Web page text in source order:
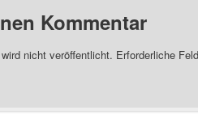
Kommentar
nicht veröffentlicht. Erforderliche